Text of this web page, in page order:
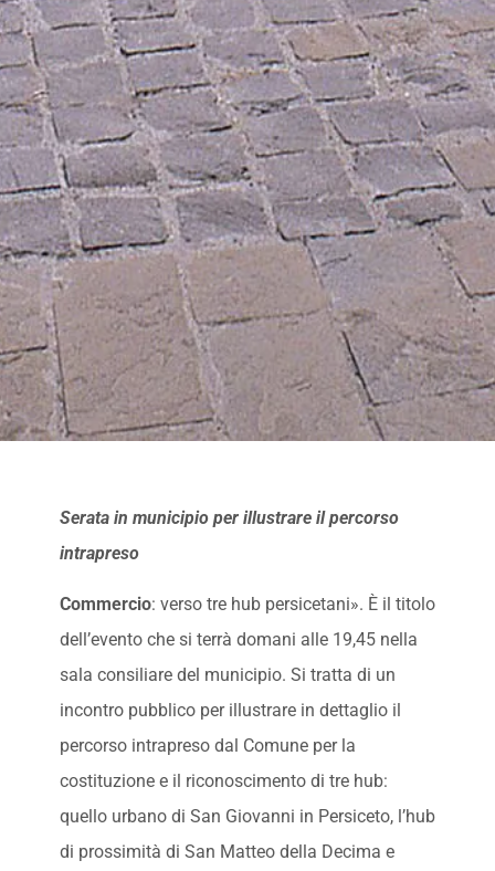
Serata in municipio per illustrare il percorso
intrapreso
Commercio: verso tre hub persicetani». È il titolo
dell’evento che si terrà domani alle 19,45 nella
sala consiliare del municipio. Si tratta di un
incontro pubblico per illustrare in dettaglio il
percorso intrapreso dal Comune per la
costituzione e il riconoscimento di tre hub:
quello urbano di San Giovanni in Persiceto, l’hub
di prossimità di San Matteo della Decima e